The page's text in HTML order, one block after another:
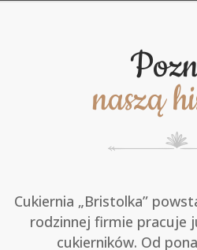
naszą
Cukiernia „Bristolka”
rodzinnej firmie pracuje
cukierników. Od